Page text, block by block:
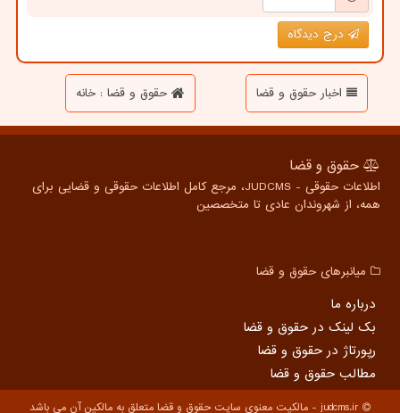
درج دیدگاه
اخبار حقوق و قضا حقوق و قضا : خانه
حقوق و قضا
اطلاعات حقوقی - JUDCMS، مرجع کامل اطلاعات حقوقی و قضایی برای
همه، از شهروندان عادی تا متخصصین
میانبرهای حقوق و قضا
درباره ما
بک لینک در حقوق و قضا
رپورتاژ در حقوق و قضا
مطالب حقوق و قضا